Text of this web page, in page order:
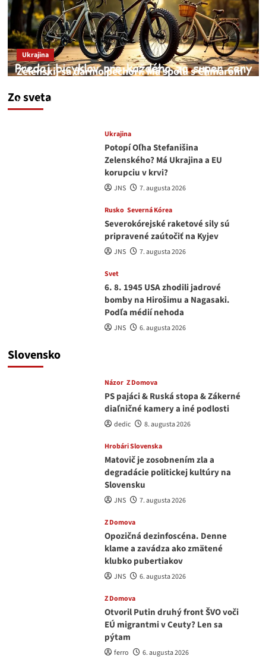
Zo sveta
Ukrajina
Zelenskij sa darmo pechorí. Má spolu s Chmarom
medvedar
Ukrajina
Potopí Oľha Stefanišina
Zelenského? Má Ukrajina a EU
korupciu v krvi?
JNS 7. augusta 2026
Rusko Severná Kórea
Severokórejské raketové sily sú
pripravené zaútočiť na Kyjev
JNS 7. augusta 2026
Svet
6. 8. 1945 USA zhodili jadrové
bomby na Hirošimu a Nagasaki.
Podľa médií nehoda
JNS 6. augusta 2026
Slovensko
Názor Z Domova
PS pajáci & Ruská stopa & Zákerné
diaľničné kamery a iné podlosti
dedic 8. augusta 2026
Hrobári Slovenska
Matovič je zosobnením zla a
degradácie politickej kultúry na
Slovensku
JNS 7. augusta 2026
Z Domova
Opozičná dezinfoscéna. Denne
klame a zavádza ako zmätené
klubko pubertiakov
JNS 6. augusta 2026
Z Domova
Otvoril Putin druhý front ŠVO voči
EÚ migrantmi v Ceuty? Len sa
pýtam
ferro 6. augusta 2026